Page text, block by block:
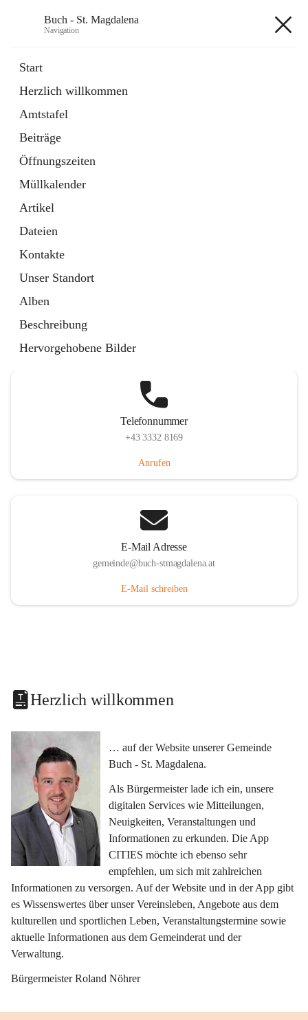
Buch - St. Magdalena
Navigation
Start
Herzlich willkommen
Amtstafel
Beiträge
Öffnungszeiten
Müllkalender
Artikel
Dateien
Kontakte
Unser Standort
Alben
Beschreibung
Hervorgehobene Bilder
11 Schnellzugriffe
Bürgerservice
10 Schnellzugriffe
Telefonnummer
+43 3332 8169
Anrufen
E-Mail Adresse
gemeinde@buch-stmagdalena.at
E-Mail schreiben
Herzlich willkommen
… auf der Website unserer Gemeinde
Buch - St. Magdalena.
Als Bürgermeister lade ich ein, unsere
digitalen Services wie Mitteilungen,
Neuigkeiten, Veranstaltungen und
Informationen zu erkunden. Die App
CITIES möchte ich ebenso sehr
empfehlen, um sich mit zahlreichen
Informationen zu versorgen. Auf der Website und in der App gibt
es Wissenswertes über unser Vereinsleben, Angebote aus dem
kulturellen und sportlichen Leben, Veranstaltungstermine sowie
aktuelle Informationen aus dem Gemeinderat und der
Verwaltung.
Bürgermeister Roland Nöhrer